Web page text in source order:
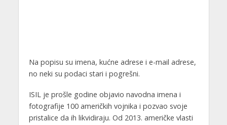
Na popisu su imena, kućne adrese i e-mail adrese,
no neki su podaci stari i pogrešni.
ISIL je prošle godine objavio navodna imena i
fotografije 100 američkih vojnika i pozvao svoje
pristalice da ih likvidiraju. Od 2013. američke vlasti